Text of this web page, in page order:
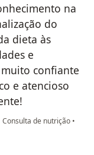
na
do
dieta às
e
confiante
e atencioso
Consulta de nutrição •